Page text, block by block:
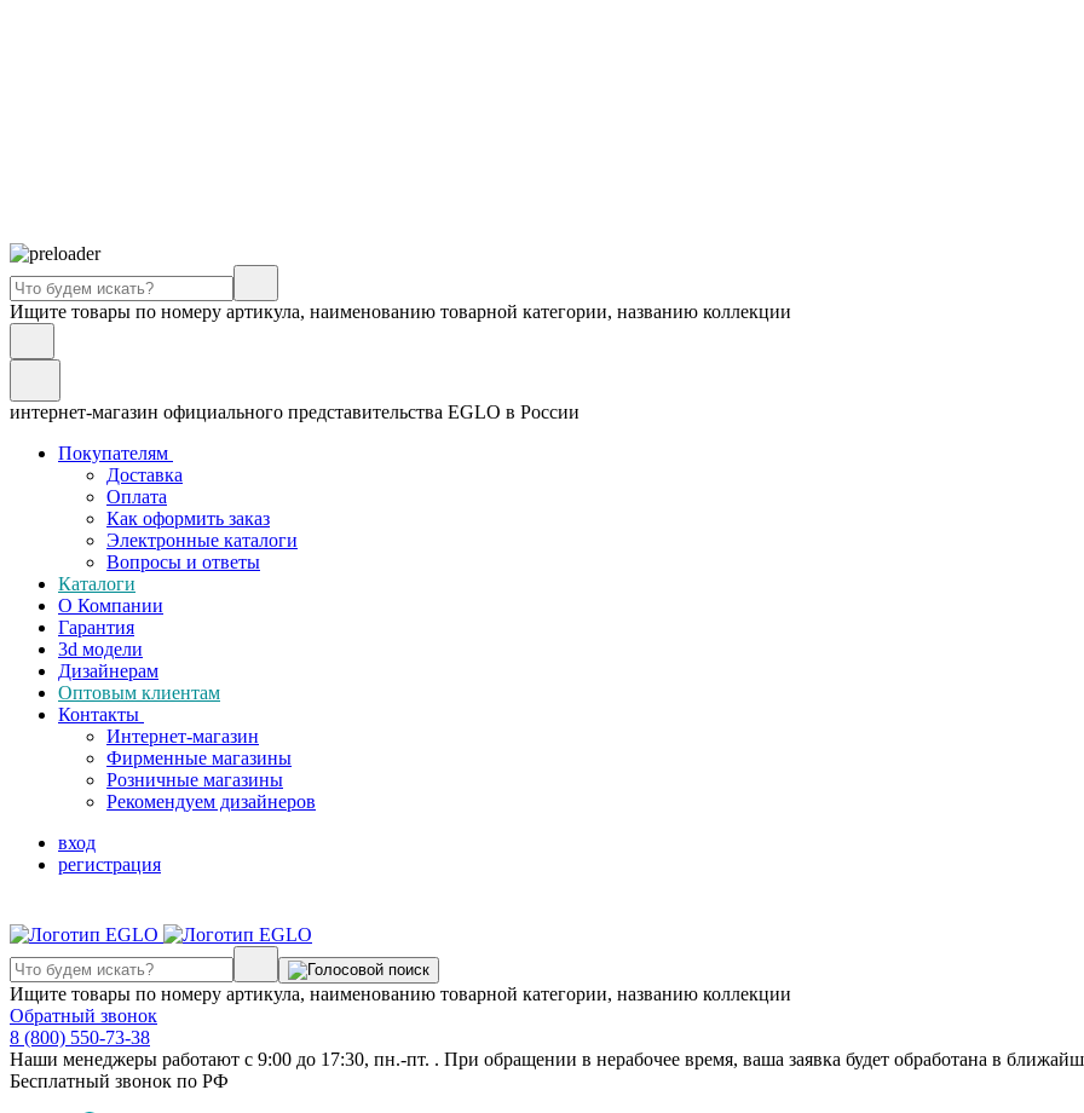
Ищите товары по номеру артикула, наименованию товарной категории, названию коллекции
интернет-магазин официального представительства EGLO в России
Покупателям
Доставка
Оплата
Как оформить заказ
Электронные каталоги
Вопросы и ответы
Каталоги
О Компании
Гарантия
3d модели
Дизайнерам
Оптовым клиентам
Контакты
Интернет-магазин
Фирменные магазины
Розничные магазины
Рекомендуем дизайнеров
вход
регистрация
Ищите товары по номеру артикула, наименованию товарной категории, названию коллекции
Обратный звонок
8 (800) 550-73-38
Наши менеджеры работают с 9:00 до 17:30, пн.-пт. . При обращении в нерабочее время, ваша заявка будет обработана в
Бесплатный звонок по РФ